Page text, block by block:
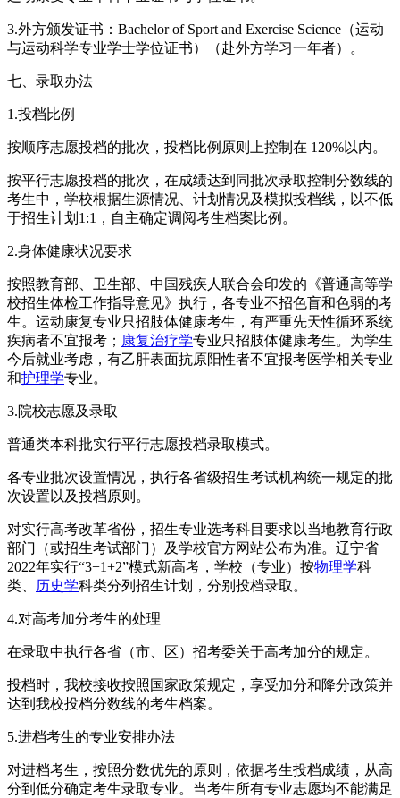
3.外方颁发证书：Bachelor of Sport and Exercise Science（运动
与运动科学专业学士学位证书）（赴外方学习一年者）。
七、录取办法
1.投档比例
按顺序志愿投档的批次，投档比例原则上控制在 120%以内。
按平行志愿投档的批次，在成绩达到同批次录取控制分数线的
考生中，学校根据生源情况、计划情况及模拟投档线，以不低
于招生计划1:1，自主确定调阅考生档案比例。
2.身体健康状况要求
按照教育部、卫生部、中国残疾人联合会印发的《普通高等学
校招生体检工作指导意见》执行，各专业不招色盲和色弱的考
生。运动康复专业只招肢体健康考生，有严重先天性循环系统
疾病者不宜报考； 康复治疗学专业只招肢体健康考生。为学生
今后就业考虑，有乙肝表面抗原阳性者不宜报考医学相关专业
和护理学专业。
3.院校志愿及录取
普通类本科批实行平行志愿投档录取模式。
各专业批次设置情况，执行各省级招生考试机构统一规定的批
次设置以及投档原则。
对实行高考改革省份，招生专业选考科目要求以当地教育行政
部门（或招生考试部门）及学校官方网站公布为准。辽宁省
2022年实行“3+1+2”模式新高考，学校（专业）按物理学科
类、
历史学科类分列招生计划，分别投档录取。
4.对高考加分考生的处理
在录取中执行各省（市、区）招考委关于高考加分的规定。
投档时，我校接收按照国家政策规定，享受加分和降分政策并
达到我校投档分数线的考生档案。
5.进档考生的专业安排办法
对进档考生，按照分数优先的原则，依据考生投档成绩，从高
分到低分确定考生录取专业。当考生所有专业志愿均不能满足